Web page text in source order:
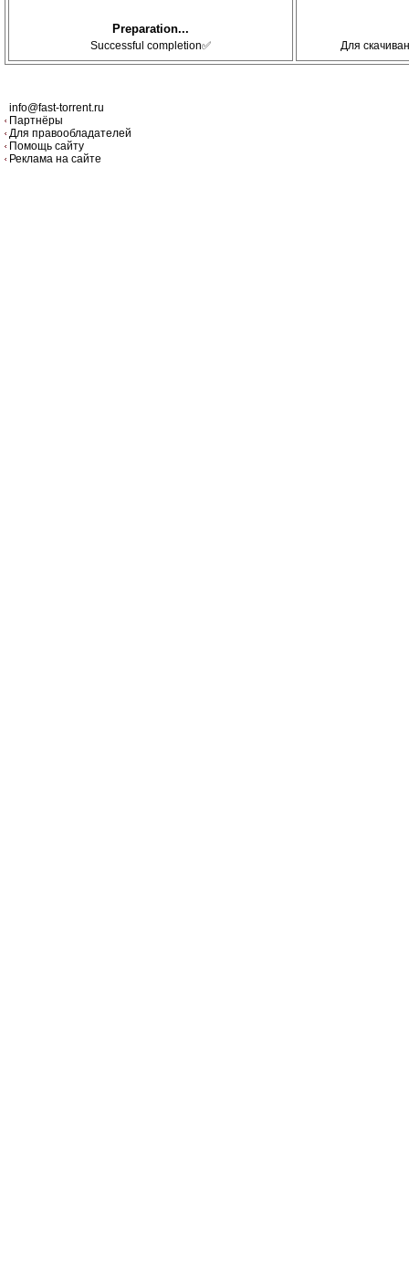
Preparation...
Successful completion✅ Для
info@fast-torrent.ru
Партнёры
Для правообладателей
Помощь сайту
Реклама на сайте